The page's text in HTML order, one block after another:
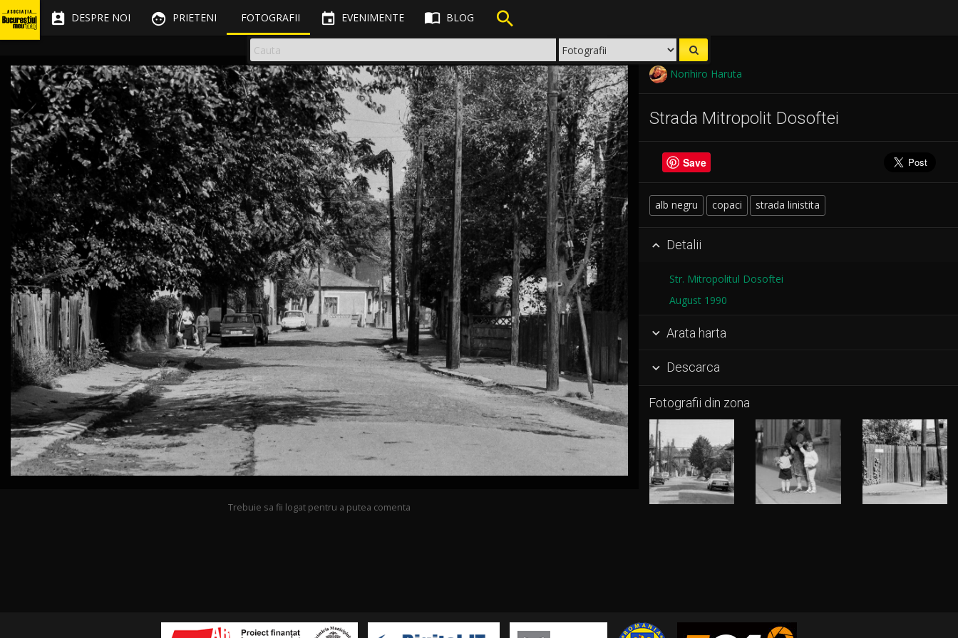
 DESPRE NOI  PRIETENI FOTOGRAFII  EVENIMENTE  BLOG 
Norihiro Haruta
Strada Mitropolit Dosoftei
Save
alb negru copaci strada linistita
 Detalii
Str. Mitropolitul Dosoftei
August 1990
 Arata harta
 Descarca
Fotografii din zona
Trebuie sa fii logat pentru a putea comenta